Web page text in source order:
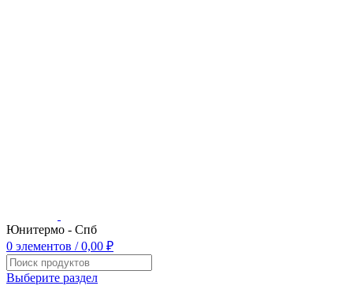
Юнитермо - Спб
0 элементов / 0,00 ₽
Выберите раздел